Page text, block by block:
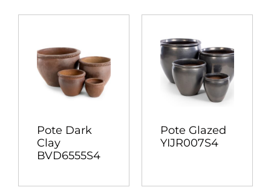
Pote Dark
Clay
BVD6555S4
Pote Glazed
YIJR007S4